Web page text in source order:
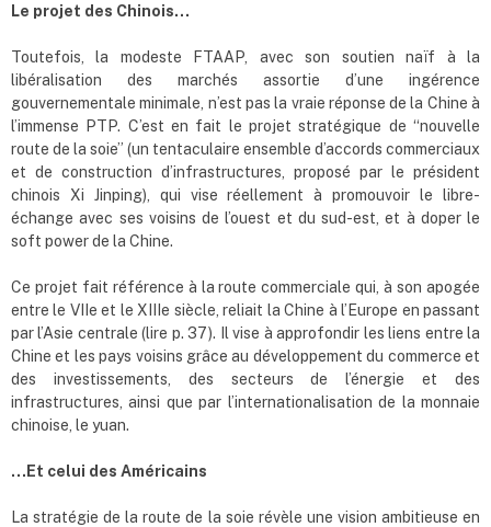
Le projet des Chinois…
Toutefois, la modeste FTAAP, avec son soutien naïf à la
libéralisation des marchés assortie d’une ingérence
gouvernementale minimale, n’est pas la vraie réponse de la Chine à
l’immense PTP. C’est en fait le projet stratégique de “nouvelle
route de la soie” (un tentaculaire ensemble d’accords commerciaux
et de construction d’infrastructures, proposé par le président
chinois Xi Jinping), qui vise réellement à promouvoir le libre-
échange avec ses voisins de l’ouest et du sud-est, et à doper le
soft power de la Chine.
Ce projet fait référence à la route commerciale qui, à son apogée
entre le VIIe et le XIIIe siècle, reliait la Chine à l’Europe en passant
par l’Asie centrale (lire p. 37). Il vise à approfondir les liens entre la
Chine et les pays voisins grâce au développement du commerce et
des investissements, des secteurs de l’énergie et des
infrastructures, ainsi que par l’internationalisation de la monnaie
chinoise, le yuan.
…Et celui des Américains
La stratégie de la route de la soie révèle une vision ambitieuse en